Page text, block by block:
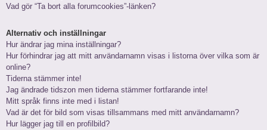
Vad gör “Ta bort alla forumcookies”-länken?
Alternativ och inställningar
Hur ändrar jag mina inställningar?
Hur förhindrar jag att mitt användarnamn visas i listorna över vilka som är
online?
Tiderna stämmer inte!
Jag ändrade tidszon men tiderna stämmer fortfarande inte!
Mitt språk finns inte med i listan!
Vad är det för bild som visas tillsammans med mitt användarnamn?
Hur lägger jag till en profilbild?